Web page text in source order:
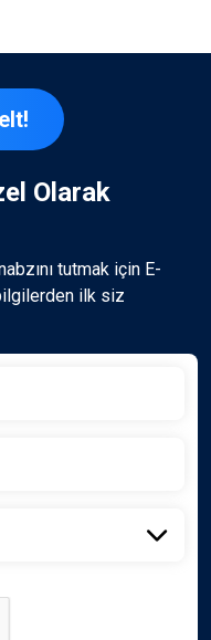
Olarak
tutmak için E-
ilk siz